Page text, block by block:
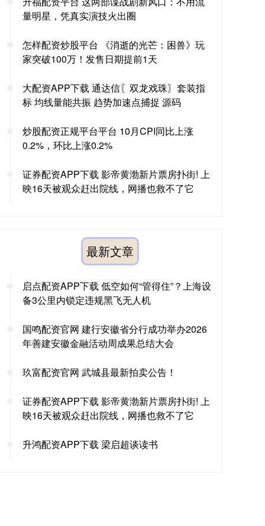
量明星，凭真实演技火出圈
怎样配资炒股平台 《消逝的光芒：困兽》玩
家突破100万！发售日期提前1天
大配资APP下载 通达信〖双龙戏珠〗套装指
标 均线量能共振 趋势加速点捕捉 源码
炒股配资正规平台平台 10月CPI同比上涨
0.2%，环比上涨0.2%
证券配资APP下载 影帝黄渤新片票房扑街! 上
映16天被观众赶出院线，网播也救不了它
最新文章
启点配资APP下载 低空如何“管得住”？上海设
备3公里内锁定违规黑飞无人机
国鸣配资官网 建行安徽省分行成功举办2026
年善建安徽金融活动周成果总结大会
玖富配资官网 武城县最新拍卖公告！
证券配资APP下载 影帝黄渤新片票房扑街! 上
映16天被观众赶出院线，网播也救不了它
升鸿配资APP下载 梁启超谈读书